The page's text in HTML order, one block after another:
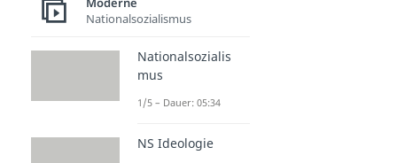
Nationalsozialismus
Nationalsozialis
mus
1/5 – Dauer: 05:34
NS Ideologie